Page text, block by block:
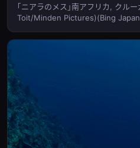
｢ニアラのメス｣南アフリカ, クル
Toit/Minden Pictures)(Bing